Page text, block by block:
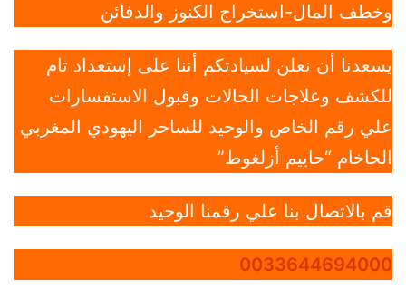
وخطف المال-استخراج الكنوز والدفائن
يسعدنا أن نعلن لسيادتكم أننا على إستعداد تام
للكشف وعلاجات الحالات وقبول الاستفسارات
علي رقم الخاص والوحيد للساحر اليهودي المغربي
الحاخام “حاييم أزلغوط”
قم بالاتصال بنا علي رقمنا الوحيد
0033644694000